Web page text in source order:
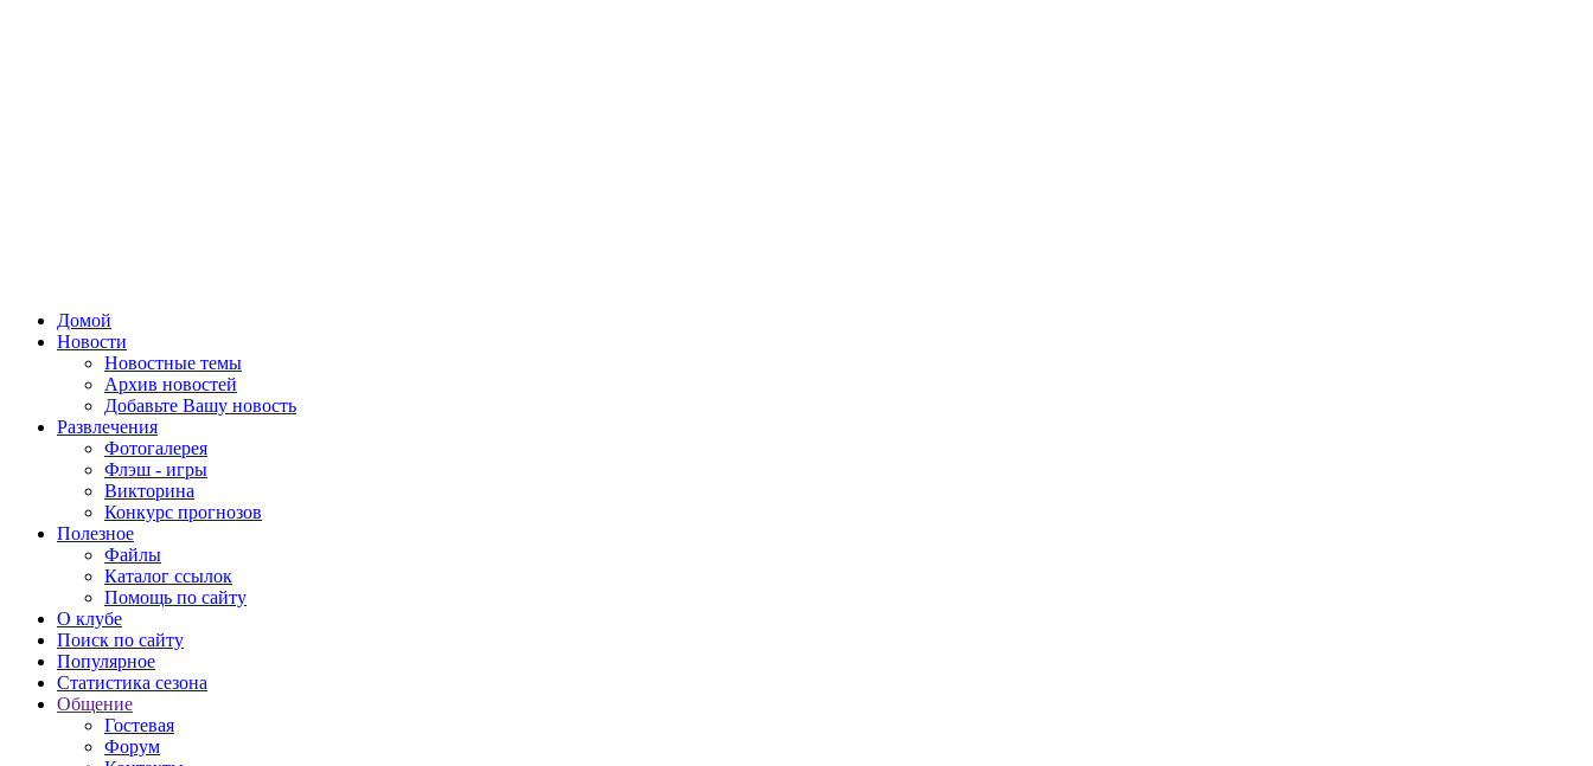
Домой
Новости
Новостные темы
Архив новостей
Добавьте Вашу новость
Развлечения
Фотогалерея
Флэш - игры
Викторина
Конкурс прогнозов
Полезное
Файлы
Каталог ссылок
Помощь по сайту
О клубе
Поиск по сайту
Популярное
Статистика сезона
Общение
Гостевая
Форум